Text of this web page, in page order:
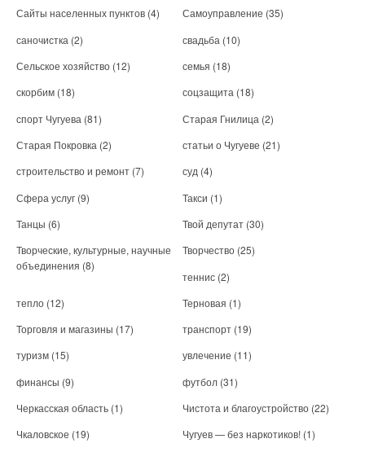
Сайты населенных пунктов (4) Самоуправление (35)
саночистка (2) свадьба (10)
Сельское хозяйство (12) семья (18)
скорбим (18) соцзащита (18)
спорт Чугуева (81) Старая Гнилица (2)
Старая Покровка (2) статьи о Чугуеве (21)
строительство и ремонт (7) суд (4)
Сфера услуг (9) Такси (1)
Танцы (6) Твой депутат (30)
Творческие, культурные, научные
объединения (8)
Творчество (25)
теннис (2)
тепло (12) Терновая (1)
Торговля и магазины (17) транспорт (19)
туризм (15) увлечение (11)
финансы (9) футбол (31)
Черкасская область (1) Чистота и благоустройство (22)
Чкаловское (19) Чугуев — без наркотиков! (1)